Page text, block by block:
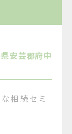
安芸郡府中
相続セミ